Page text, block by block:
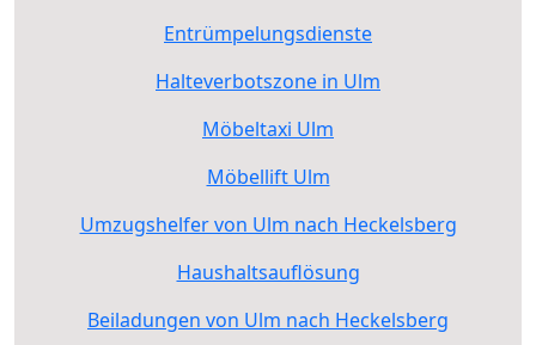
Entrümpelungsdienste
Halteverbotszone in Ulm
Möbeltaxi Ulm
Möbellift Ulm
Umzugshelfer von Ulm nach Heckelsberg
Haushaltsauflösung
Beiladungen von Ulm nach Heckelsberg